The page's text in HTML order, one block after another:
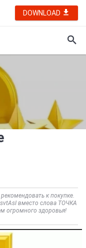
DOWNLOAD
к покупке.
вместо слова ТОЧКА
огромного здоровья!